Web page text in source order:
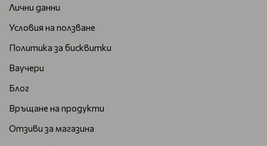
Лични данни
Условия на ползване
Политика за бисквитки
Ваучери
Блог
Връщане на продукти
Отзиви за магазина